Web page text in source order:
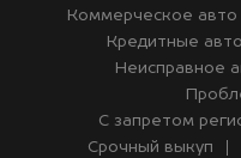
Коммерческое авто
Кредитные авто
Неисправное
С запретом
Срочный выкуп